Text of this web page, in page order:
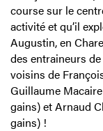
course sur le
activité et qu’il
Augustin, en
des entraineurs de
voisins de
Guillaume
gains) et Arnaud
gains) !